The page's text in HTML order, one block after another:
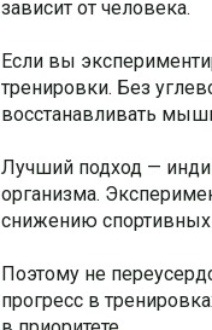
зависит от человека.
Если вы
тренировки. Без
восстанавливать
Лучший подход —
организма.
снижению спортивных
Поэтому не
прогресс в